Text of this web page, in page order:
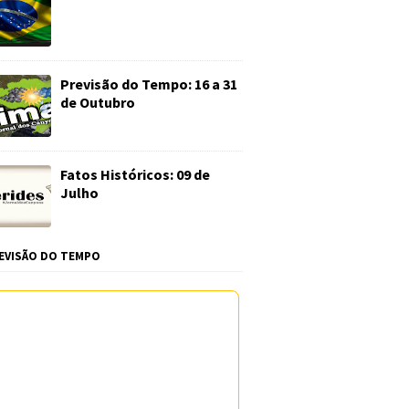
Previsão do Tempo: 16 a 31
de Outubro
Fatos Históricos: 09 de
Julho
DO TEMPO